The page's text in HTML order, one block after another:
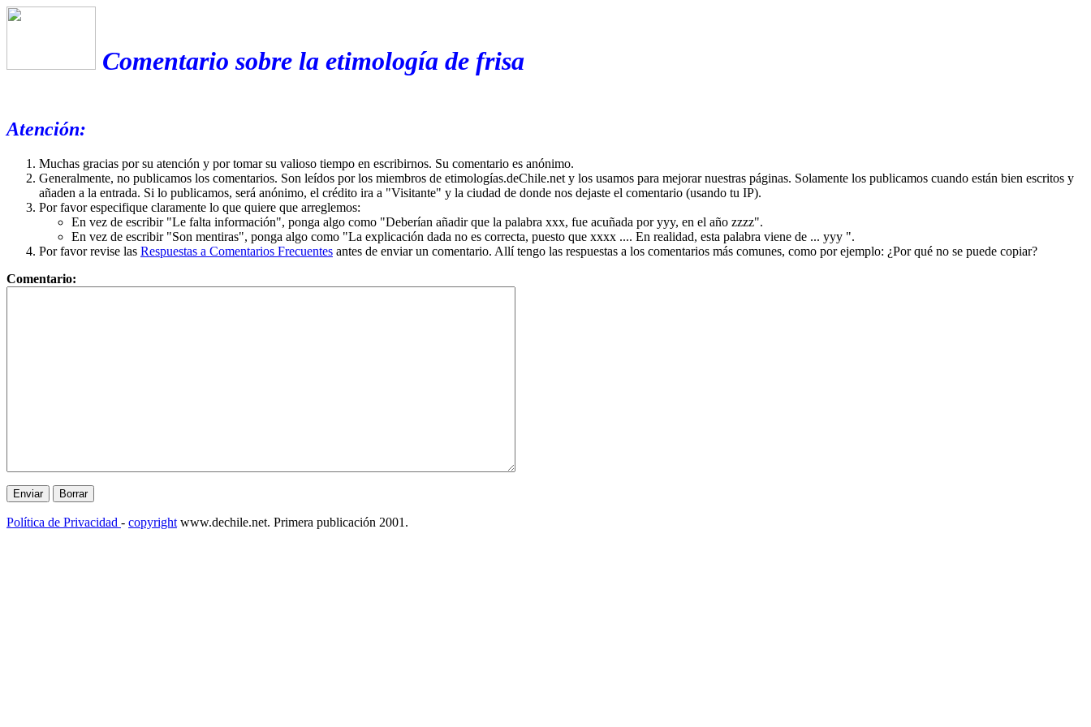
Comentario sobre la etimología de frisa
Atención:
Muchas gracias por su atención y por tomar su valioso tiempo en escribirnos. Su comentario es anónimo.
Generalmente, no publicamos los comentarios. Son leídos por los miembros de etimologías.deChile.net y los usamos para mejorar nuestras páginas. Solamente los publicamos cuando están bien escritos y
añaden a la entrada. Si lo publicamos, será anónimo, el crédito ira a "Visitante" y la ciudad de donde nos dejaste el comentario (usando tu IP).
Por favor especifique claramente lo que quiere que arreglemos:
En vez de escribir "Le falta información", ponga algo como "Deberían añadir que la palabra xxx, fue acuñada por yyy, en el año zzzz".
En vez de escribir "Son mentiras", ponga algo como "La explicación dada no es correcta, puesto que xxxx .... En realidad, esta palabra viene de ... yyy ".
Por favor revise las Respuestas a Comentarios Frecuentes antes de enviar un comentario. Allí tengo las respuestas a los comentarios más comunes, como por ejemplo: ¿Por qué no se puede copiar?
Comentario:
Política de Privacidad - copyright www.dechile.net. Primera publicación 2001.